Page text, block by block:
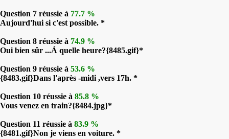
Question 7 réussie à 77.7 %
Aujourd'hui si c'est possible. *
Question 8 réussie à 74.9 %
Oui bien sûr ...Á quelle heure?{8485.gif}*
Question 9 réussie à 53.6 %
{8483.gif}Dans l'après -midi ,vers 17h. *
Question 10 réussie à 85.8 %
Vous venez en train?{8484.jpg}*
Question 11 réussie à 83.9 %
{8481.gif}Non je viens en voiture. *